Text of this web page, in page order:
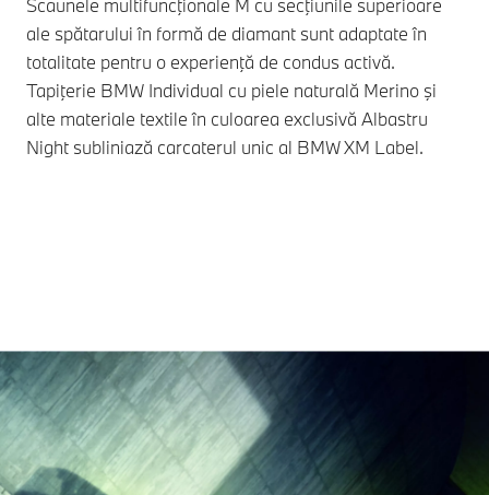
ale spătarului în formă de diamant sunt adaptate în
totalitate pentru o experienţă de condus activă.
Tapiţerie BMW Individual cu piele naturală Merino şi
alte materiale textile în culoarea exclusivă Albastru
Night subliniază carcaterul unic al BMW XM Label.